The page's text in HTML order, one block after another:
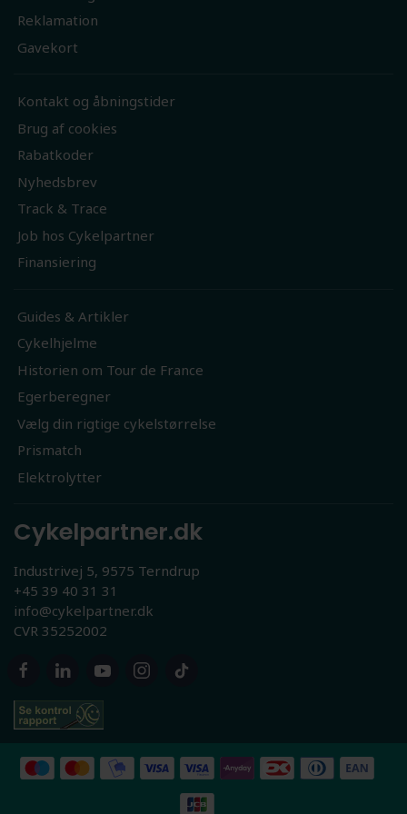
Reklamation
Gavekort
Kontakt og åbningstider
Brug af cookies
Rabatkoder
Nyhedsbrev
Track & Trace
Job hos Cykelpartner
Finansiering
Guides & Artikler
Cykelhjelme
Historien om Tour de France
Egerberegner
Vælg din rigtige cykelstørrelse
Prismatch
Elektrolytter
Cykelpartner.dk
Industrivej 5, 9575 Terndrup
+45 39 40 31 31
info@cykelpartner.dk
CVR 35252002